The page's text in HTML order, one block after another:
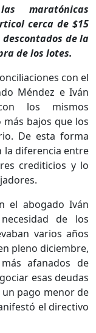
maratónicas
cerca de $15
de la
de los lotes.
con el
Méndez e Iván
los mismos
bajos que los
De esta forma
la diferencia entre
crediticios y lo
el abogado Iván
de los
varios años
pleno diciembre,
afanados de
esas deudas
pago menor de
el directivo